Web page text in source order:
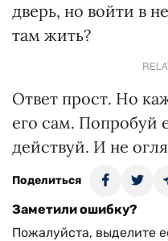
дверь, но войти в
там жить?
Ответ прост. Но
его сам. Попробуй
действуй. И не
Поделиться
Заметили ошибку?
Пожалуйста, выделите